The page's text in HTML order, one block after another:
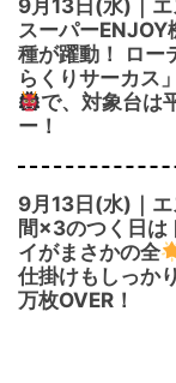
9月13日(水)｜エ
スーパー
種が躍動！ ロー
らくりサーカス
で、対象台は
ー！
9月13日(水)｜エ
間×3のつく日は
イがまさかの全
仕掛けもしっか
万枚OVER！